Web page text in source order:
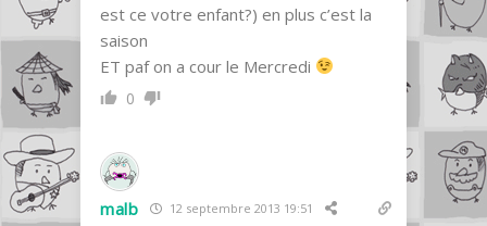
est ce votre enfant?) en plus c’est la
saison
ET paf on a cour le Mercredi
0
malb 12 septembre 2013 19:51